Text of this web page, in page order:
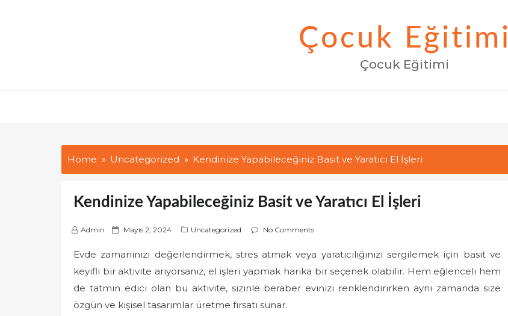
Çocuk Eğitimi
Çocuk Eğitimi
Home Uncategorized Kendinize Yapabileceğiniz Basit ve Yaratıcı El İşleri
Kendinize Yapabileceğiniz Basit ve Yaratıcı El İşleri
Admin
P
s
t
o
Mayıs 2, 2024 Uncategorized No Comments
Evde zamanınızı değerlendirmek, stres atmak veya yaratıcılığınızı sergilemek için basit ve
keyifli bir aktivite arıyorsanız, el işleri yapmak harika bir seçenek olabilir. Hem eğlenceli hem
de tatmin edici olan bu aktivite, sizinle beraber evinizi renklendirirken aynı zamanda size
özgün ve kişisel tasarımlar üretme fırsatı sunar.